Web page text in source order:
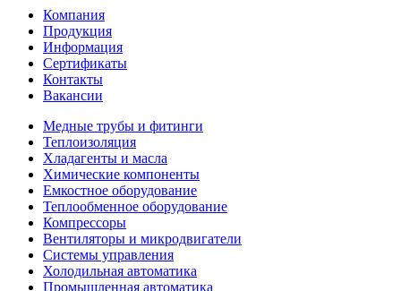
Компания
Продукция
Информация
Сертификаты
Контакты
Вакансии
Медные трубы и фитинги
Теплоизоляция
Хладагенты и масла
Химические компоненты
Емкостное оборудование
Теплообменное оборудование
Компрессоры
Вентиляторы и микродвигатели
Системы управления
Холодильная автоматика
Промышленная автоматика